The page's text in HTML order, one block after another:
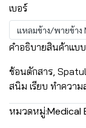
เบอร์
แหลมข้าง/พายข้าง
คำอธิบายสินค้าแบ
ช้อนตักสาร,
สนิม เรียบ ทำความ
หมวดหมู่:Medical